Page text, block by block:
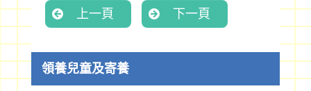
上一頁 下一頁
領養兒童及寄養